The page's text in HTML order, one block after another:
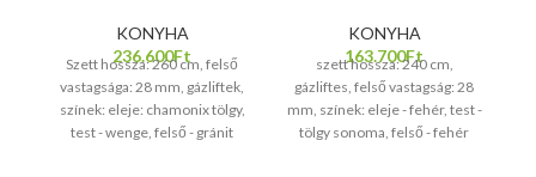
KONYHA
236.600Ft
Szett hossza: 260 cm, felső
vastagsága: 28 mm, gázliftek,
színek: eleje: chamonix tölgy,
test - wenge, felső - gránit
KONYHA
163.700Ft
szett hossza: 240 cm,
gázliftes, felső vastagság: 28
mm, színek: eleje - fehér, test -
tölgy sonoma, felső - fehér